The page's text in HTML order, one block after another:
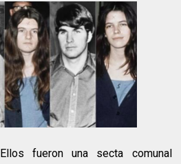
Ellos fueron una secta comunal